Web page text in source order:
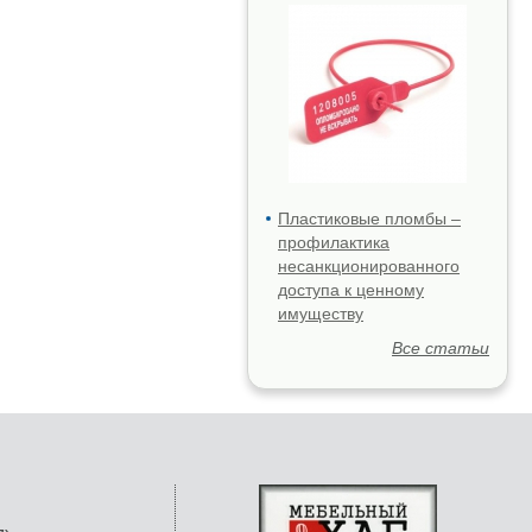
Пластиковые пломбы –
профилактика
несанкционированного
доступа к ценному
имуществу
Все статьи